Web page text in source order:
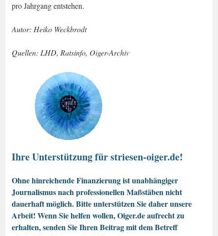
pro Jahrgang entstehen.
Autor: Heiko Weckbrodt
Quellen: LHD, Ratsinfo, Oiger-Archiv
Ihre Unterstützung für striesen-oiger.de!
Ohne hinreichende Finanzierung ist unabhängiger
Journalismus nach professionellen Maßstäben nicht
dauerhaft möglich. Bitte unterstützen Sie daher unsere
Arbeit! Wenn Sie helfen wollen, Oiger.de aufrecht zu
erhalten, senden Sie Ihren Beitrag mit dem Betreff